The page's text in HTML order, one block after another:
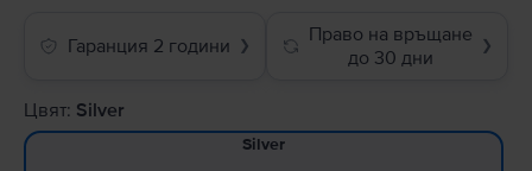
Гаранция 2 години ❯
Право на връщане
до 30 дни
❯
Цвят: Silver
Silver